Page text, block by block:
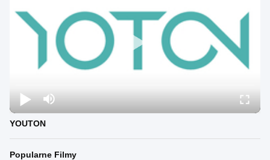
YOUTON
Popularne Filmy